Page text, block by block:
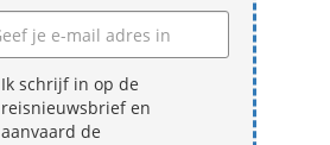
Ik schrijf in op de
reisnieuwsbrief en
aanvaard de